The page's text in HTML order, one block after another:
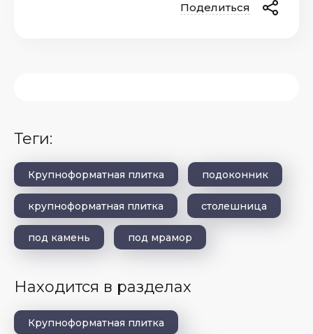
Поделиться
теги:
Крупноформатная плитка подоконник
крупноформатная плитка столешница
под камень под мрамор
Находится в разделах
Крупноформатная плитка